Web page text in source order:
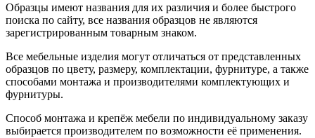
Образцы имеют названия для их различия и более быстрого
поиска по сайту, все названия образцов не являются
зарегистрированным товарным знаком.
Все мебельные изделия могут отличаться от представленных
образцов по цвету, размеру, комплектации, фурнитуре, а также
способами монтажа и производителями комплектующих и
фурнитуры.
Способ монтажа и крепёж мебели по индивидуальному заказу
выбирается производителем по возможности её применения.